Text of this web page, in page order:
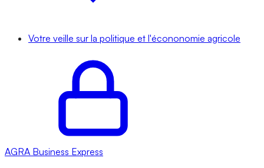
Votre veille sur la politique et l'écononomie agricole
AGRA Business Express